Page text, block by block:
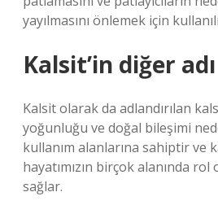
yayılmasını önlemek için
Kalsit’in diğer
Kalsit olarak da adlandırılan
yoğunluğu ve doğal bileşimi
kullanım alanlarına sahiptir ve
hayatımızın birçok alanında
sağlar.